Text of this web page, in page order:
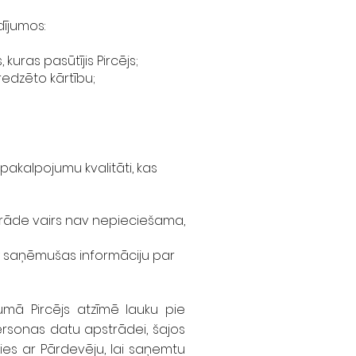
pasūtījis Pircējs;
kārtību;
kvalitāti, kas
vairs nav nepieciešama,
saņēmušas informāciju par
Pircējs atzīmē lauku pie
datu apstrādei, šajos
ar Pārdevēju, lai saņemtu